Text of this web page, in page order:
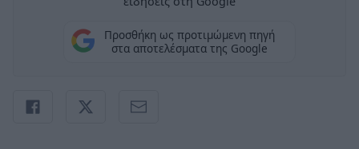
Προσθήκη ως προτιμώμενη πηγή
στα αποτελέσματα της Google